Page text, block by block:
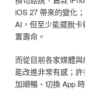
iOS 27 帶來的變化
AI，但至少能擺脫
置壽命。
而從目前各家媒體
能改進非常有感；
加順暢、切換 App